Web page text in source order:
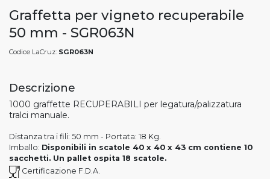
Graffetta per vigneto recuperabile
50 mm - SGR063N
Codice LaCruz: SGR063N
Descrizione
1000 graffette RECUPERABILI per legatura/palizzatura
tralci manuale.
Distanza tra i fili: 50 mm - Portata: 18 Kg.
Imballo: Disponibili in scatole 40 x 40 x 43 cm contiene 10
sacchetti. Un pallet ospita 18 scatole.
Certificazione F.D.A.